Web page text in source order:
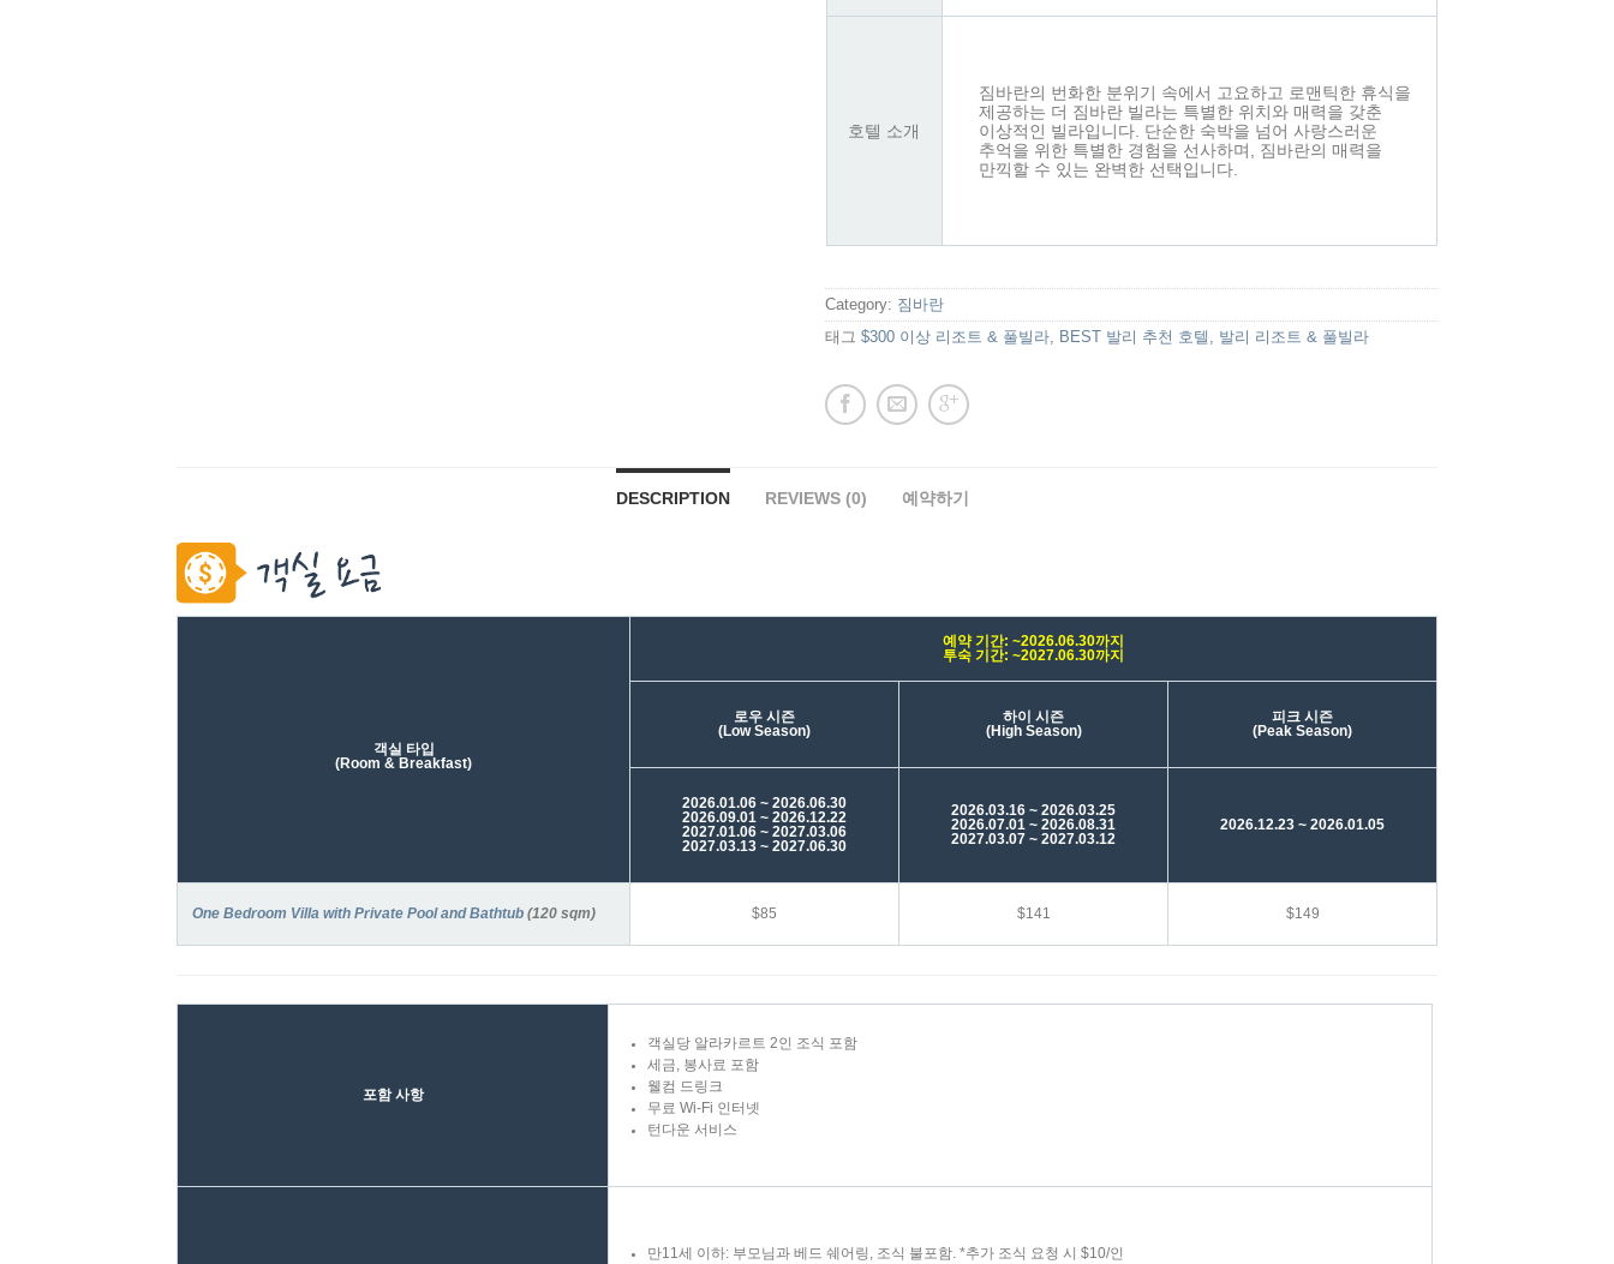
호텔 소개
짐바란의 번화한 분위기 속에서 고요하고 로맨틱한 휴식을
제공하는 더 짐바란 빌라는 특별한 위치와 매력을 갖춘
이상적인 빌라입니다. 단순한 숙박을 넘어 사랑스러운
추억을 위한 특별한 경험을 선사하며, 짐바란의 매력을
만끽할 수 있는 완벽한 선택입니다.
Category: 짐바란
태그 $300 이상 리조트 & 풀빌라 BEST 발리 추천 호텔 발리 리조트 & 풀빌라
DESCRIPTION REVIEWS (0) 예약하기
객실 타입
(Room & Breakfast)
예약 기간: ~2026.06.30까지
투숙 기간: ~2027.06.30까지
로우 시즌
(Low Season)
하이 시즌
(High Season)
피크 시즌
(Peak Season)
2026.01.06 ~ 2026.06.30
2026.09.01 ~ 2026.12.22
2027.01.06 ~ 2027.03.06
2027.03.13 ~ 2027.06.30
2026.03.16 ~ 2026.03.25
2026.07.01 ~ 2026.08.31
2027.03.07 ~ 2027.03.12
2026.12.23 ~ 2026.01.05
One Bedroom Villa with Private Pool and Bathtub(120 sqm) $85 $141 $149
포함 사항
객실당 알라카르트 2인 조식 포함
세금, 봉사료 포함
웰컴 드링크
무료 Wi-Fi 인터넷
턴다운 서비스
만11세 이하: 부모님과 베드 쉐어링, 조식 불포함. *추가 조식 요청 시 $10/인